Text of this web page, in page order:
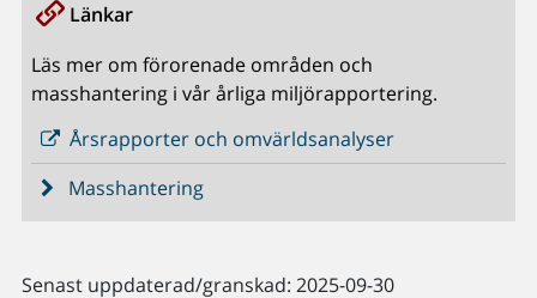
Länkar
Läs mer om förorenade områden och
masshantering i vår årliga miljörapportering.
Årsrapporter och omvärldsanalyser
Masshantering
Senast uppdaterad/granskad: 2025-09-30